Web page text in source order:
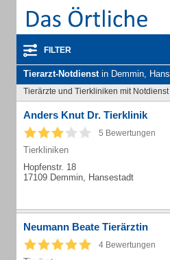
FILTER
Tierarzt-Notdienstin Demmin, Hansestadt
Tierärzte und Tierkliniken mit Notdienst
Anders Knut Dr. Tierklinik
5 Bewertungen
Tierkliniken
Hopfenstr. 18
17109 Demmin, Hansestadt
Neumann Beate Tierärztin
4 Bewertungen